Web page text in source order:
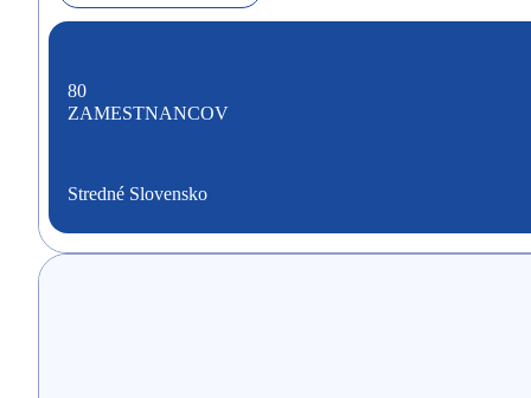
80
ZAMESTNANCOV
Stredné Slovensko